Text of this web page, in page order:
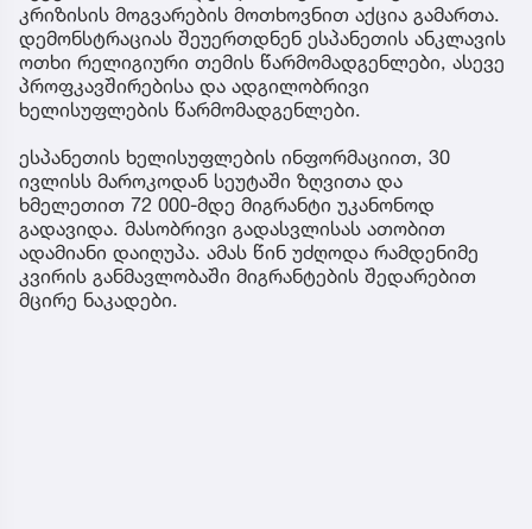
კრიზისის მოგვარების მოთხოვნით აქცია გამართა.
დემონსტრაციას შეუერთდნენ ესპანეთის ანკლავის
ოთხი რელიგიური თემის წარმომადგენლები, ასევე
პროფკავშირებისა და ადგილობრივი
ხელისუფლების წარმომადგენლები.
ესპანეთის ხელისუფლების ინფორმაციით, 30
ივლისს მაროკოდან სეუტაში ზღვითა და
ხმელეთით 72 000-მდე მიგრანტი უკანონოდ
გადავიდა. მასობრივი გადასვლისას ათობით
ადამიანი დაიღუპა. ამას წინ უძღოდა რამდენიმე
კვირის განმავლობაში მიგრანტების შედარებით
მცირე ნაკადები.